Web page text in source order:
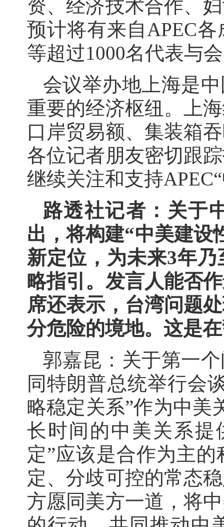
资、经济技术合作、
预计将有来自APEC
等超过1000名代表与
会议举办地上海是
重要的经济枢纽。上
口岸贸易额、集装箱
各位记者朋友密切跟
继续关注和支持
路透社记者：关于
出，将构建“中美建设
新定位，为未来3年
略指引。发言人能否
席还表示，台湾问题
分危险的境地。这是
郭嘉昆：关于第一
同特朗普总统举行会
略稳定关系”作为中美
长时间的中美关系提
定”应该是合作为主
定、分歧可控的常态
方愿同美方一道，将